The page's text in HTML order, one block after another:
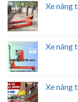
Xe nâng
Xe nâng
Xe nâng